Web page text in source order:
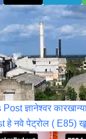
Post ज्ञानेश्वर
हे नवे पेट्रोल ( E85)